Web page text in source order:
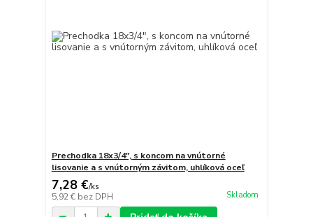
Prechodka 18x3/4", s koncom na vnútorné
lisovanie a s vnútorným závitom, uhlíková oceľ
7,28 €/ks
5,92 € bez DPH Skladom